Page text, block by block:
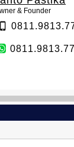
& Founder